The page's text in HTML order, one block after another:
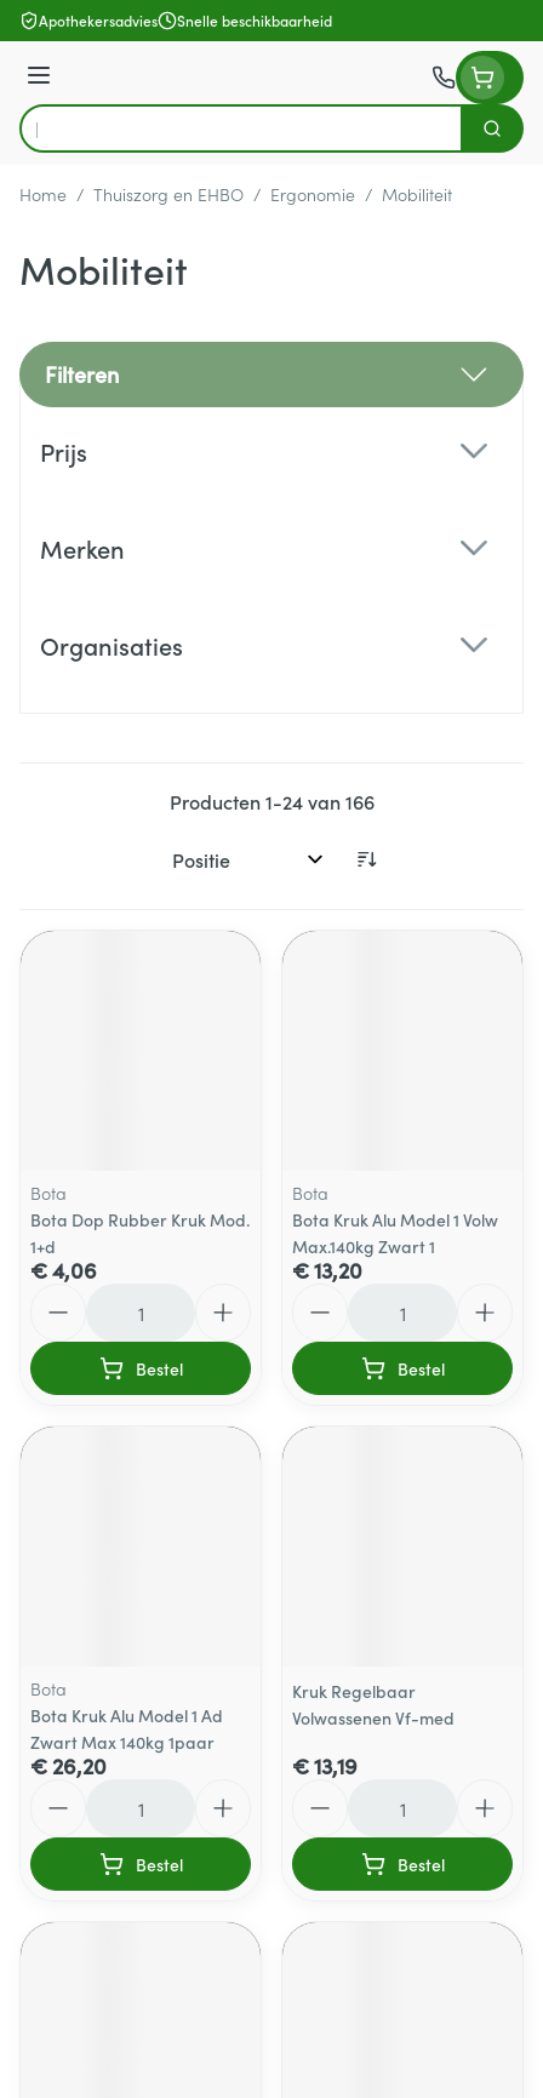
Ga naar de inhoud
Apothekersadvies Snelle beschikbaarheid
Menu
Product, merk, categorie...
Zoek
Home / Thuiszorg en EHBO / Ergonomie / Mobiliteit
Mobiliteit
Filteren
Prijs
Merken
Organisaties
Producten1-24van166
Sorteer op:
Bota
Bota Dop Rubber Kruk Mod.
1+d
€ 4,06
Bestel
Bota
Bota Kruk Alu Model 1 Volw
Max.140kg Zwart 1
€ 13,20
Bestel
Bota
Bota Kruk Alu Model 1 Ad
Zwart Max 140kg 1paar
€ 26,20
Bestel
Kruk Regelbaar
Volwassenen Vf-med
€ 13,19
Bestel